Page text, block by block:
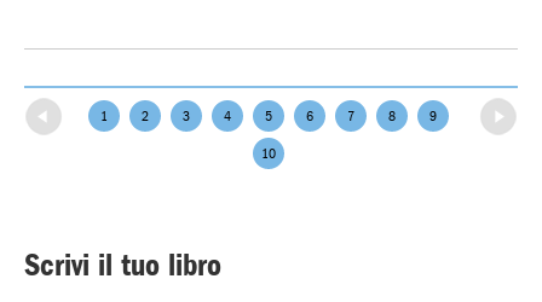
← Messaggi più recenti
1 2 3 4 5 6 7 8 9
10
Messaggi più vecchi →
Scrivi il tuo libro